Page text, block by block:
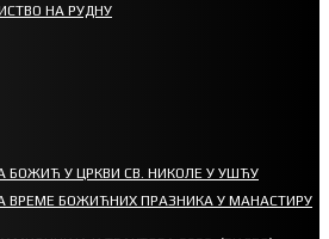
НА РУДНУ
БОЖИЋ У ЦРКВИ СВ. НИКОЛЕ У УШЋУ
ВРЕМЕ БОЖИЋНИХ ПРАЗНИКА У МАНАСТИРУ